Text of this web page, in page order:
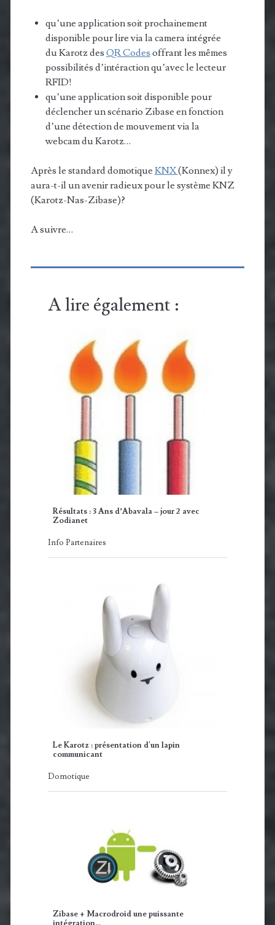
qu’une application soit prochainement
disponible pour lire via la camera intégrée
du Karotz des QR Codes offrant les mêmes
possibilités d’intéraction qu’avec le lecteur
RFID!
qu’une application soit disponible pour
déclencher un scénario Zibase en fonction
d’une détection de mouvement via la
webcam du Karotz…
Après le standard domotique KNX(Konnex) il y
aura-t-il un avenir radieux pour le système KNZ
(Karotz-Nas-Zibase)?
A suivre…
A lire également :
Résultats : 3 Ans d’Abavala – jour 2 avec
Zodianet
Info Partenaires
Le Karotz : présentation d'un lapin
communicant
Domotique
Zibase + Macrodroid une puissante